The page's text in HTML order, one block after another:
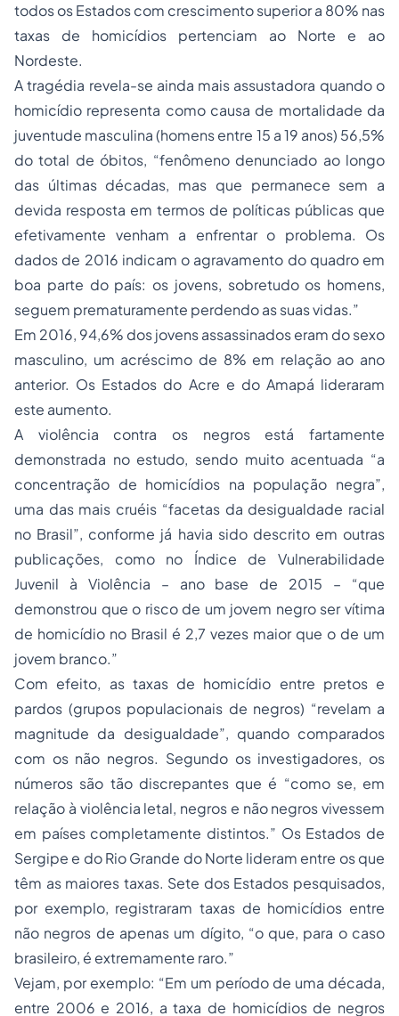
todos os Estados com crescimento superior a 80% nas
taxas de homicídios pertenciam ao Norte e ao
Nordeste.
A tragédia revela-se ainda mais assustadora quando o
homicídio representa como causa de mortalidade da
juventude masculina (homens entre 15 a 19 anos) 56,5%
do total de óbitos, “fenômeno denunciado ao longo
das últimas décadas, mas que permanece sem a
devida resposta em termos de políticas públicas que
efetivamente venham a enfrentar o problema. Os
dados de 2016 indicam o agravamento do quadro em
boa parte do país: os jovens, sobretudo os homens,
seguem prematuramente perdendo as suas vidas.”
Em 2016, 94,6% dos jovens assassinados eram do sexo
masculino, um acréscimo de 8% em relação ao ano
anterior. Os Estados do Acre e do Amapá lideraram
este aumento.
A violência contra os negros está fartamente
demonstrada no estudo, sendo muito acentuada “a
concentração de homicídios na população negra”,
uma das mais cruéis “facetas da desigualdade racial
no Brasil”, conforme já havia sido descrito em outras
publicações, como no Índice de Vulnerabilidade
Juvenil à Violência – ano base de 2015 – “que
demonstrou que o risco de um jovem negro ser vítima
de homicídio no Brasil é 2,7 vezes maior que o de um
jovem branco.”
Com efeito, as taxas de homicídio entre pretos e
pardos (grupos populacionais de negros) “revelam a
magnitude da desigualdade”, quando comparados
com os não negros. Segundo os investigadores, os
números são tão discrepantes que é “como se, em
relação à violência letal, negros e não negros vivessem
em países completamente distintos.” Os Estados de
Sergipe e do Rio Grande do Norte lideram entre os que
têm as maiores taxas. Sete dos Estados pesquisados,
por exemplo, registraram taxas de homicídios entre
não negros de apenas um dígito, “o que, para o caso
brasileiro, é extremamente raro.”
Vejam, por exemplo: “Em um período de uma década,
entre 2006 e 2016, a taxa de homicídios de negros